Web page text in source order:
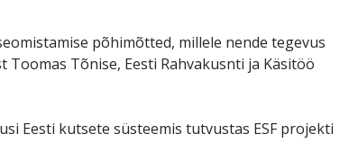
põhimõtted, millele nende tegevus
Tõnise, Eesti Rahvakusnti ja Käsitöö
Eesti kutsete süsteemis tutvustas ESF projekti